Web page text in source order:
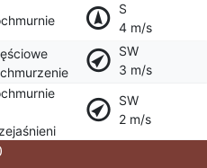
S
4 m/s
SW
3 m/s
SW
2 m/s